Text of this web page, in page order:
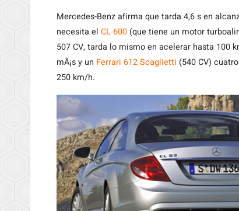
Mercedes-Benz afirma que tarda 4,6 s en
necesita el CL 600 (que tiene un motor
507 CV, tarda lo mismo en acelerar hasta 100
mÃ¡s y un Ferrari 612 Scaglietti (540 CV)
250 km/h.